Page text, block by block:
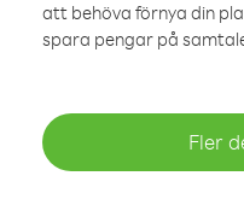
att behöva förnya din
spara pengar på
Fler